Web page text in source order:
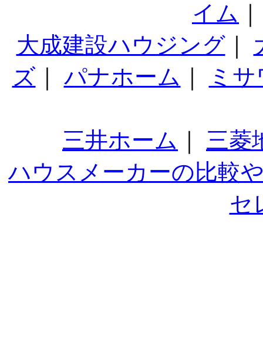
イム
大成建設ハウジング｜
ズ｜ パナホーム ミ
三井ホーム
三菱
ハウスメーカーの比較
セ